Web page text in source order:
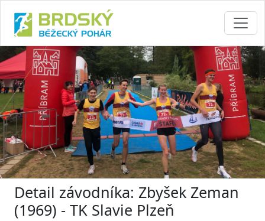
Detail závodníka: Zbyšek Zeman
(1969) - TK Slavie Plzeň